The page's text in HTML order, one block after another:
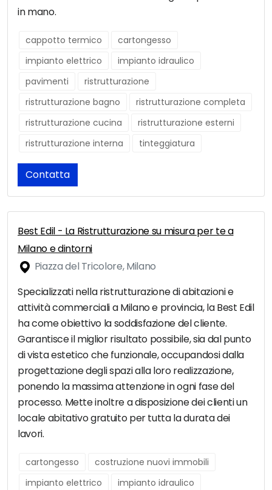
in mano.
cappotto termico
cartongesso
impianto elettrico
impianto idraulico
pavimenti
ristrutturazione
ristrutturazione bagno
ristrutturazione completa
ristrutturazione cucina
ristrutturazione esterni
ristrutturazione interna
tinteggiatura
Contatta
Best Edil - La Ristrutturazione su misura per te a
Milano e dintorni
Piazza del Tricolore, Milano
Specializzati nella ristrutturazione di abitazioni e
attività commerciali a Milano e provincia, la Best Edil
ha come obiettivo la soddisfazione del cliente.
Garantisce il miglior risultato possibile, sia dal punto
di vista estetico che funzionale, occupandosi dalla
progettazione degli spazi alla loro realizzazione,
ponendo la massima attenzione in ogni fase del
processo. Mette inoltre a disposizione dei clienti un
locale abitativo gratuito per tutta la durata dei
lavori.
cartongesso
costruzione nuovi immobili
impianto elettrico
impianto idraulico